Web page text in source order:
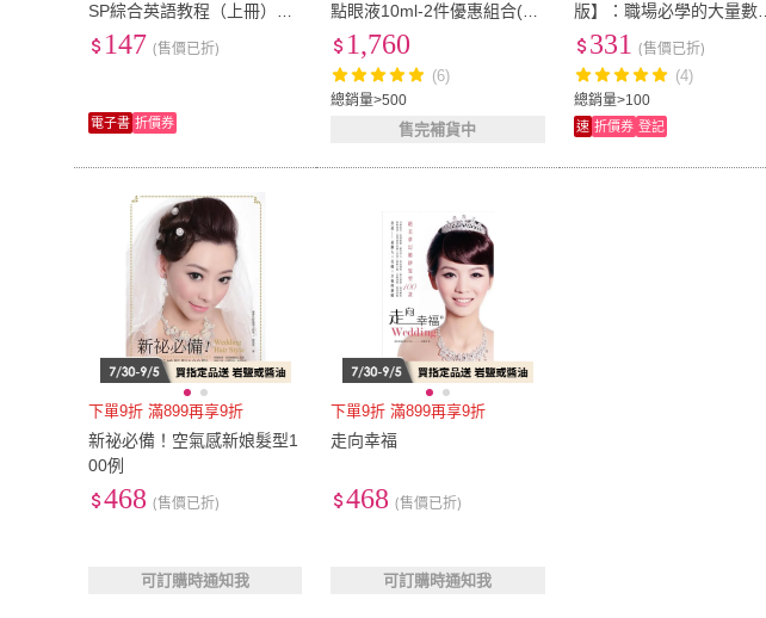
SP綜合英語教程（上冊）
（簡體書）(電子書)
147 (售價已折)
電子書 折價券
點眼液10ml-2件優惠組合(英
國原裝進口/視力保健/犬貓眼
部保養)
總銷量>500
1,760
(6)
售完補貨中
版】：職場必學的大量數據
解讀力
總銷量>100
331 (售價已折)
(4)
速 折價券 登記
下單9折 滿899再享9折
新祕必備！空氣感新娘髮型1
00例
468 (售價已折)
可訂購時通知我
下單9折 滿899再享9折
走向幸福
468 (售價已折)
可訂購時通知我